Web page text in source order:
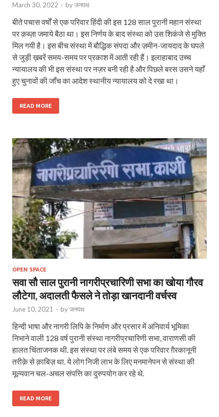
March 30, 2022 - byजनपथ
बीते पचास वर्षों से एक परिवार हिंदी की इस 128 साल पुरानी महान संस्था
पर क़ब्ज़ा जमाये बैठा था। इस निर्णय के बाद संस्था को उस शिकंजे से मुक्ति
मिल गयी है। इस बीच संस्था में बौद्धिक संपदा और ज़मीन-जायदाद के घपले
से जुड़ी ख़बरें समय-समय पर प्रकाश में आती रही हैं। इलाहाबाद उच्च
न्यायालय की भी इस संस्था पर नज़र बनी रही है और पिछले बरस उसने यहाँ
हुए चुनावों की जाँच का आदेश स्थानीय न्यायालय को दे रखा था।
READ MORE
OPEN SPACE
सवा सौ साल पुरानी नागरीप्रचारिणी सभा का खोया गौरव
लौटेगा, अदालती फैसले ने तोड़ा खानदानी वर्चस्व
June 10, 2021 - byजनपथ
हिन्दी भाषा और नागरी लिपि के निर्माण और प्रसार में अनिवार्य भूमिका
निभाने वाली 128 वर्ष पुरानी संस्था नागरीप्रचारिणी सभा, वाराणसी की
हालत चिंताजनक थी. इस संस्था पर लंबे समय से एक परिवार ग़ैरकानूनी
तरीक़े से क़ाबिज़ था. ये लोग निजी लाभ के लिए मनमानेपन से संस्था की
मूल्यवान चल-अचल संपत्ति का दुरुपयोग कर रहे थे.
READ MORE